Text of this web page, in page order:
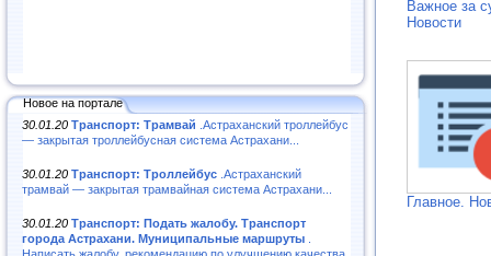
Новое на портале
30.01.20 Транспорт: Трамвай .Астраханский троллейбус
— закрытая троллейбусная система Астрахани...
30.01.20 Транспорт: Троллейбус .Астраханский
трамвай — закрытая трамвайная система Астрахани...
30.01.20 Транспорт: Подать жалобу. Транспорт
города Астрахани. Муниципальные маршруты
Написать жалобу, рекомендацию по улучшению качества
Важное за
Новости
Главное.